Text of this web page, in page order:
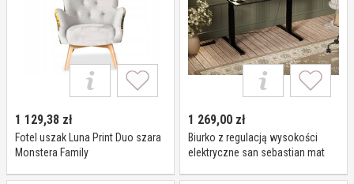
1 129,38 zł
Fotel uszak Luna Print Duo szara
Monstera Family
1 269,00 zł
Biurko z regulacją wysokości
elektryczne san sebastian mat